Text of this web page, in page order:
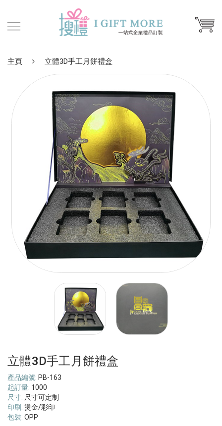
主頁 立體3D手工月餅禮盒
立體3D手工月餅禮盒
產品編號: PB-163
起訂量: 1000
尺寸: 尺寸可定制
印刷: 燙金/彩印
包裝: OPP